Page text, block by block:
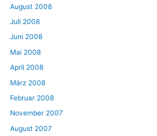
August 2008
Juli 2008
Juni 2008
Mai 2008
April 2008
März 2008
Februar 2008
November 2007
August 2007